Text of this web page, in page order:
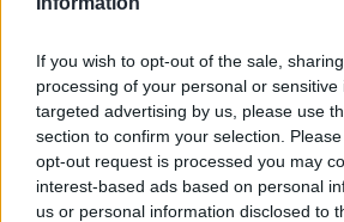
If you wish to opt-out of the sale,
processing of your personal or
targeted advertising by us, please use
section to confirm your selection.
opt-out request is processed you may
interest-based ads based on personal
us or personal information disclosed to
O nouă amânare în
implicată Oana Zăvoranu. DNA
cu executare pentru